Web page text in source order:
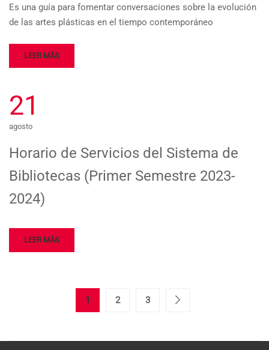
Es una guía para fomentar conversaciones sobre la evolución
de las artes plásticas en el tiempo contemporáneo
LEER MÁS
21
agosto
Horario de Servicios del Sistema de
Bibliotecas (Primer Semestre 2023-
2024)
LEER MÁS
1 2 3